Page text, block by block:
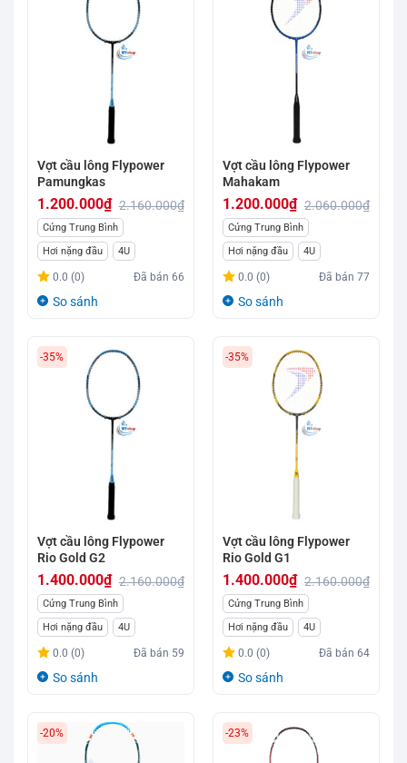
Vợt cầu lông Flypower
Pamungkas
2.160.000₫
Giá
gốc
là:
2.160.000₫.
1.200.000₫
Giá
hiện
tại
là:
Cứng Trung Bình
Hơi nặng đầu
4U
0.0 (0) Đã bán66
So sánh
Vợt cầu lông Flypower
Mahakam
2.060.000₫
Giá
gốc
là:
2.060.000₫.
1.200.000₫
Giá
hiện
tại
là:
Cứng Trung Bình
Hơi nặng đầu
4U
0.0 (0) Đã bán77
So sánh
-35%
Vợt cầu lông Flypower
Rio Gold G2
2.160.000₫
Giá
gốc
là:
2.160.000₫.
1.400.000₫
Giá
hiện
tại
là:
Cứng Trung Bình
Hơi nặng đầu
4U
0.0 (0) Đã bán 59
So sánh
-35%
Vợt cầu lông Flypower
Rio Gold G1
2.160.000₫
Giá
gốc
là:
2.160.000₫.
1.400.000₫
Giá
hiện
tại
là:
Cứng Trung Bình
Hơi nặng đầu
4U
0.0 (0) Đã bán64
So sánh
-20% -23%